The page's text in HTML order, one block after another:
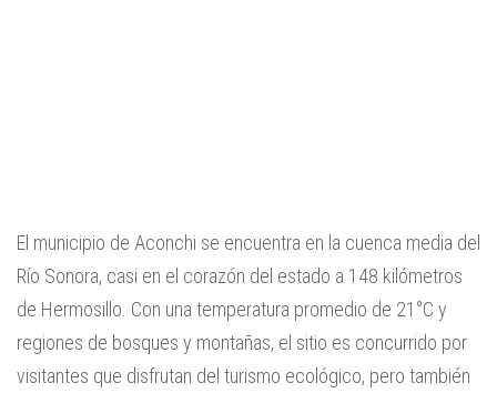
El municipio de Aconchi se encuentra en la cuenca media del
Río Sonora, casi en el corazón del estado a 148 kilómetros
de Hermosillo. Con una temperatura promedio de 21°C y
regiones de bosques y montañas, el sitio es concurrido por
visitantes que disfrutan del turismo ecológico, pero también